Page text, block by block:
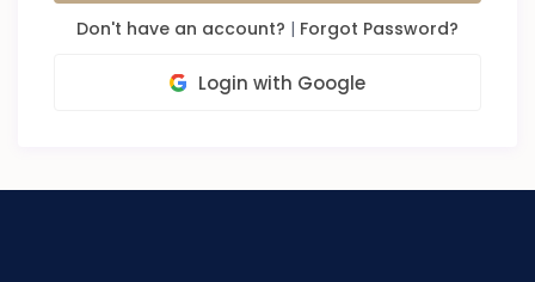
Don't have an account? | Forgot Password?
Login with Google